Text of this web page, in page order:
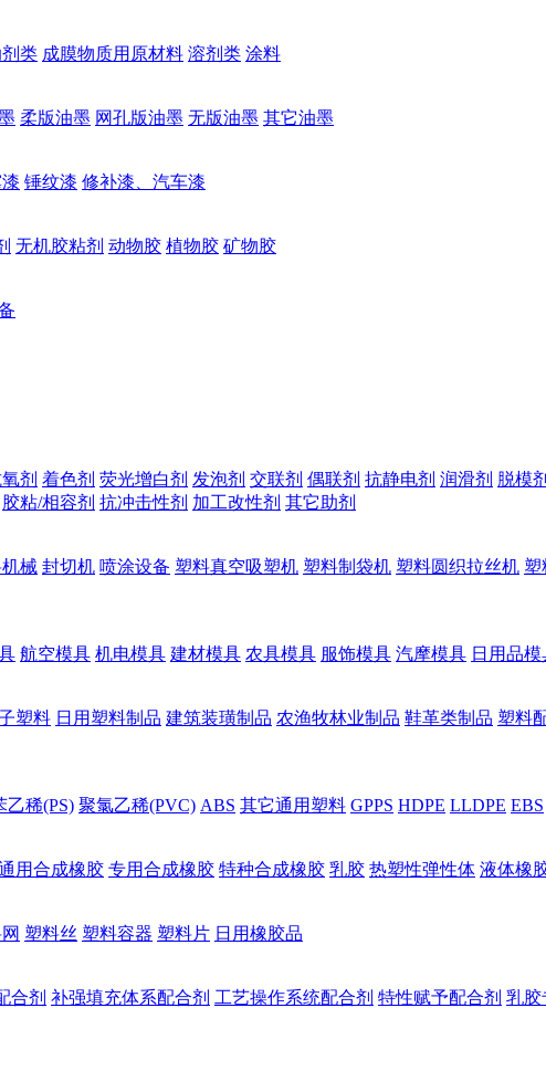
剂类 成膜物质用原材料 溶剂类 涂料
柔版油墨 网孔版油墨 无版油墨 其它油墨
锤纹漆 修补漆、汽车漆
无机胶粘剂 动物胶 植物胶 矿物胶
剂 着色剂 荧光增白剂 发泡剂 交联剂 偶联剂 抗静电剂 润滑剂 脱模剂
胶粘/相容剂 抗冲击性剂 加工改性剂 其它助剂
械 封切机 喷涂设备 塑料真空吸塑机 塑料制袋机 塑料圆织拉丝机 塑
航空模具 机电模具 建材模具 农具模具 服饰模具 汽摩模具 日用品模
塑料 日用塑料制品 建筑装璜制品 农渔牧林业制品 鞋革类制品 塑料
乙稀(PS) 聚氯乙稀(PVC) ABS 其它通用塑料 GPPS HDPE LLDPE EBS
用合成橡胶 专用合成橡胶 特种合成橡胶 乳胶 热塑性弹性体 液体橡
塑料丝 塑料容器 塑料片 日用橡胶品
合剂 补强填充体系配合剂 工艺操作系统配合剂 特性赋予配合剂 乳胶